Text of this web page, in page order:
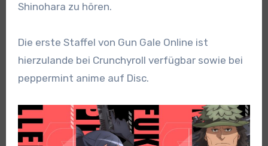
Shinohara zu hören.
Die erste Staffel von Gun Gale Online ist
hierzulande bei Crunchyroll verfügbar sowie bei
peppermint anime auf Disc.